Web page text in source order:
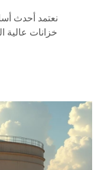
نعتمد أحدث
خزانات عالية